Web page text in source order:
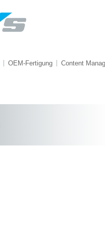
OEM-Fertigung Content